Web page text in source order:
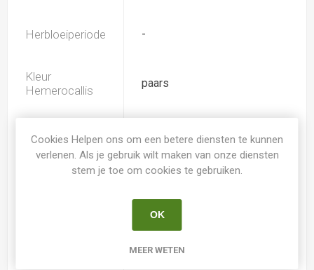
Herbloeiperiode -
Kleur
Hemerocallis
paars
Spider
Bladverliezend
Hemerocallis
Cookies Helpen ons om een betere diensten te kunnen
verlenen. Als je gebruik wilt maken van onze diensten
stem je toe om cookies te gebruiken.
OK
MEER WETEN